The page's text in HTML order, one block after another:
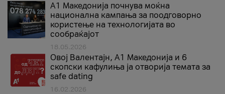
A1 Македонија почнува моќна
национална кампања за поодговорно
користење на технологијата во
сообраќајот
18.05.2026
Овој Валентајн, A1 Македонија и 6
скопски кафулиња ја отворија темата за
safe dating
16.02.2026